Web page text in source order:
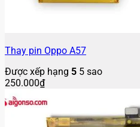
Thay pin Oppo A57
Được xếp hạng 5 5 sao
250.000₫